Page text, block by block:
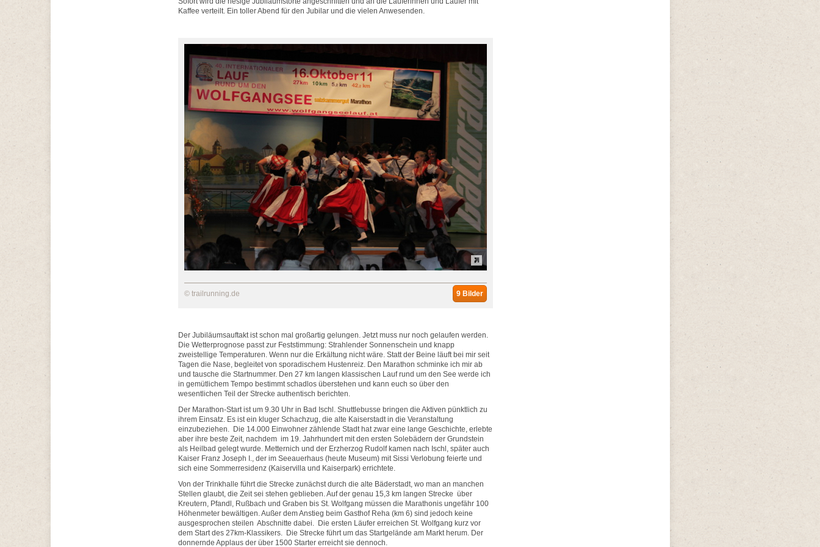
Kaffee verteilt. Ein toller Abend für den Jubilar und die vielen Anwesenden.
© trailrunning.de 9 Bilder
Der Jubiläumsauftakt ist schon mal großartig gelungen. Jetzt muss nur noch gelaufen werden.
Die Wetterprognose passt zur Feststimmung: Strahlender Sonnenschein und knapp
zweistellige Temperaturen. Wenn nur die Erkältung nicht wäre. Statt der Beine läuft bei mir seit
Tagen die Nase, begleitet von sporadischem Hustenreiz. Den Marathon schminke ich mir ab
und tausche die Startnummer. Den 27 km langen klassischen Lauf rund um den See werde ich
in gemütlichem Tempo bestimmt schadlos überstehen und kann euch so über den
wesentlichen Teil der Strecke authentisch berichten.
Der Marathon-Start ist um 9.30 Uhr in Bad Ischl. Shuttlebusse bringen die Aktiven pünktlich zu
ihrem Einsatz. Es ist ein kluger Schachzug, die alte Kaiserstadt in die Veranstaltung
einzubeziehen. Die 14.000 Einwohner zählende Stadt hat zwar eine lange Geschichte, erlebte
aber ihre beste Zeit, nachdem im 19. Jahrhundert mit den ersten Solebädern der Grundstein
als Heilbad gelegt wurde. Metternich und der Erzherzog Rudolf kamen nach Ischl, später auch
Kaiser Franz Joseph I., der im Seeauerhaus (heute Museum) mit Sissi Verlobung feierte und
sich eine Sommerresidenz (Kaiservilla und Kaiserpark) errichtete.
Von der Trinkhalle führt die Strecke zunächst durch die alte Bäderstadt, wo man an manchen
Stellen glaubt, die Zeit sei stehen geblieben. Auf der genau 15,3 km langen Strecke über
Kreutern, Pfandl, Rußbach und Graben bis St. Wolfgang müssen die Marathonis ungefähr 100
Höhenmeter bewältigen. Außer dem Anstieg beim Gasthof Reha (km 6) sind jedoch keine
ausgesprochen steilen Abschnitte dabei. Die ersten Läufer erreichen St. Wolfgang kurz vor
dem Start des 27km-Klassikers. Die Strecke führt um das Startgelände am Markt herum. Der
donnernde Applaus der über 1500 Starter erreicht sie dennoch.